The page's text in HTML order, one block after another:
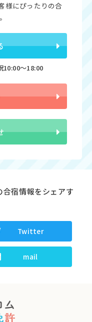
様にぴったりの合
〜18:00
合宿情報をシェアす
Twitter
mail